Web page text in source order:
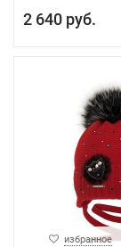
2 640 руб.
избранное